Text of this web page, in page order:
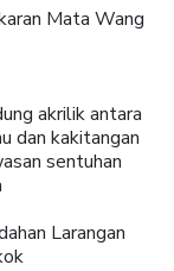
Mata Wang
akrilik antara
dan kakitangan
sentuhan
Larangan